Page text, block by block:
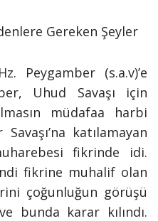
Gereken Şeyler
Peygamber (s.a.v)’e
Uhud Savaşı için
müdafaa harbi
katılamayan
fikrinde idi.
fikrine muhalif olan
çoğunluğun görüşü
bunda karar kılındı.